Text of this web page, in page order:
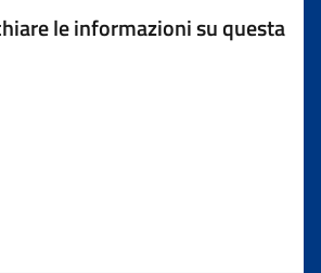
le informazioni su questa